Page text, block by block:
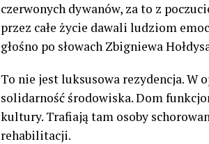
czerwonych dywanów, za to z
przez całe życie dawali ludziom
głośno po słowach Zbigniewa
To nie jest luksusowa rezydencja. W
solidarność środowiska. Dom
kultury. Trafiają tam osoby
rehabilitacji.